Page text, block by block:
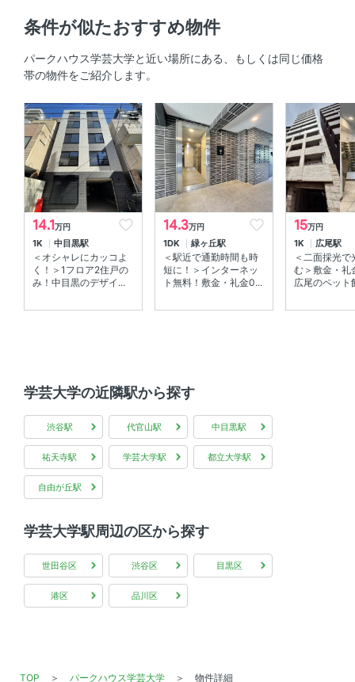
室内設備
室内洗濯機置場 、 エアコン 、 床暖房
部屋の特徴
最上階 、 バルコニー
条件が似たおすすめ物件
パークハウス学芸大学と近い場所にある、もしくは同じ価格
帯の物件をご紹介します。
14.1万円
1K 中目黒駅
＜オシャレにカッコよ
く！＞1フロア2住戸の
み！中目黒のデザイ...
14.3万円
1DK 緑ヶ丘駅
＜駅近で通勤時間も時
短に！＞インターネッ
ト無料！敷金・礼金0...
15万円
1K 広尾駅
＜二面採光で
む＞敷金・礼
広尾のペット
学芸大学の近隣駅から探す
渋谷駅 代官山駅 中目黒駅
祐天寺駅 学芸大学駅 都立大学駅
自由が丘駅
学芸大学駅周辺の区から探す
世田谷区 渋谷区 目黒区
港区 品川区
TOP パークハウス学芸大学 物件詳細